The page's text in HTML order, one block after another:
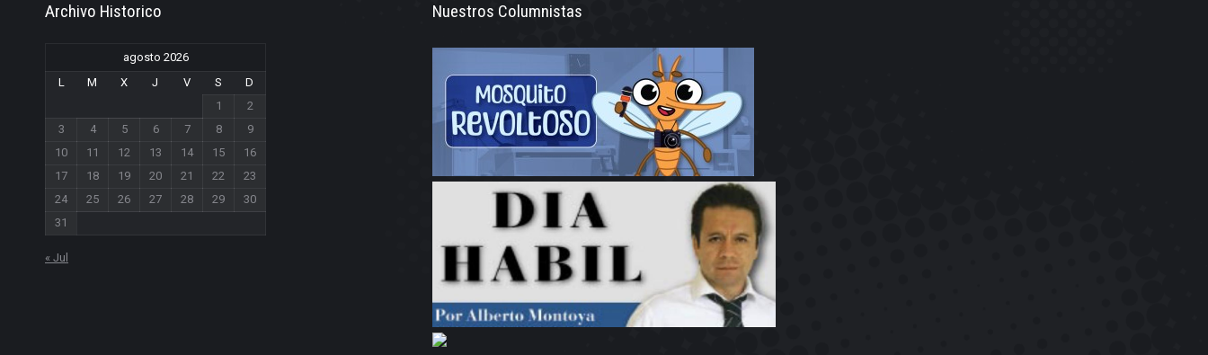
Archivo Historico
agosto 2026
L
M X J V S
D
1
2
3
4 5 6 7 8
9
10
11 12 13 14 15
16
17
18 19 20 21 22
23
24
25 26 27 28 29
30
31
« Jul
Nuestros Columnistas